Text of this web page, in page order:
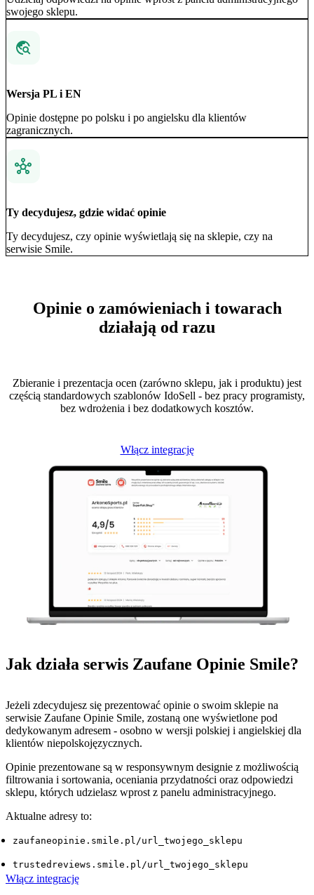
swojego sklepu.
Wersja PL i EN
Opinie dostępne po polsku i po angielsku dla klientów
zagranicznych.
Ty decydujesz, gdzie widać opinie
Ty decydujesz, czy opinie wyświetlają się na sklepie, czy na
serwisie Smile.
Opinie o zamówieniach i towarach
działają od razu
Zbieranie i prezentacja ocen (zarówno sklepu, jak i produktu) jest
częścią standardowych szablonów IdoSell - bez pracy programisty,
bez wdrożenia i bez dodatkowych kosztów.
Włącz integrację
Jak działa serwis Zaufane Opinie Smile?
Jeżeli zdecydujesz się prezentować opinie o swoim sklepie na
serwisie Zaufane Opinie Smile, zostaną one wyświetlone pod
dedykowanym adresem - osobno w wersji polskiej i angielskiej dla
klientów niepolskojęzycznych.
Opinie prezentowane są w responsywnym designie z możliwością
filtrowania i sortowania, oceniania przydatności oraz odpowiedzi
sklepu, których udzielasz wprost z panelu administracyjnego.
Aktualne adresy to:
zaufaneopinie.smile.pl/url_twojego_sklepu
trustedreviews.smile.pl/url_twojego_sklepu
Włącz integrację